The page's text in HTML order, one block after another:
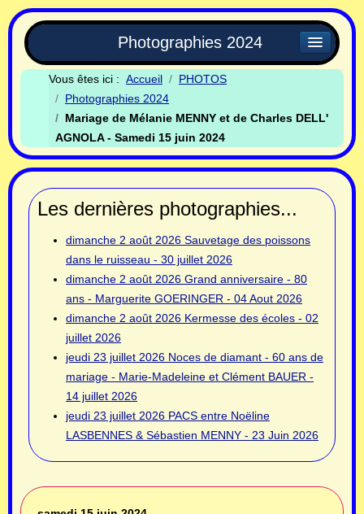
Photographies 2024
Vous êtes ici : Accueil
PHOTOS
Photographies 2024
Mariage de Mélanie MENNY et de Charles DELL'
AGNOLA - Samedi 15 juin 2024
Les dernières photographies...
dimanche 2 août 2026 Sauvetage des poissons
dans le ruisseau - 30 juillet 2026
dimanche 2 août 2026 Grand anniversaire - 80
ans - Marguerite GOERINGER - 04 Aout 2026
dimanche 2 août 2026 Kermesse des écoles - 02
juillet 2026
jeudi 23 juillet 2026 Noces de diamant - 60 ans de
mariage - Marie-Madeleine et Clément BAUER -
14 juillet 2026
jeudi 23 juillet 2026 PACS entre Noëline
LASBENNES & Sébastien MENNY - 23 Juin 2026